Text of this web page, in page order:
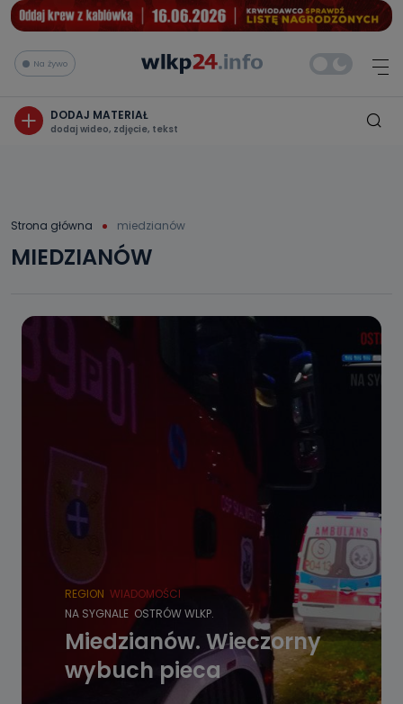
Na żywo
DODAJ MATERIAŁ
dodaj wideo, zdjęcie, tekst
Strona główna miedzianów
MIEDZIANÓW
REGION WIADOMOŚCI
NA SYGNALE OSTRÓW WLKP.
Miedzianów. Wieczorny
wybuch pieca